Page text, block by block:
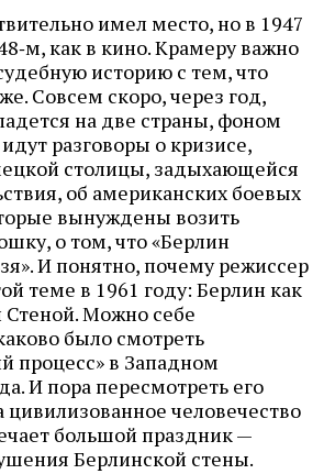
имел место, но в 1947
как в кино. Крамеру важно
историю с тем, что
Совсем скоро, через год,
на две страны, фоном
разговоры о кризисе,
столицы, задыхающейся
об американских боевых
вынуждены возить
о том, что «Берлин
И понятно, почему режиссер
теме в 1961 году: Берлин как
Стеной. Можно себе
было смотреть
процесс» в Западном
И пора пересмотреть его
цивилизованное человечество
большой праздник —
Берлинской стены.